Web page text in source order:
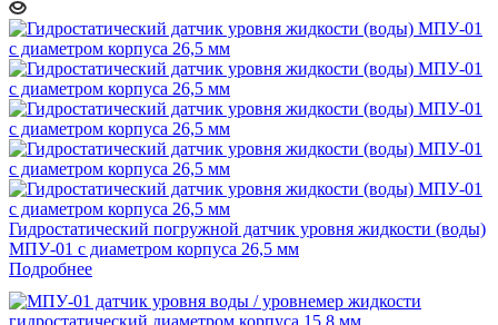
Гидростатический погружной датчик уровня жидкости (воды)
МПУ-01 с диаметром корпуса 26,5 мм
Подробнее